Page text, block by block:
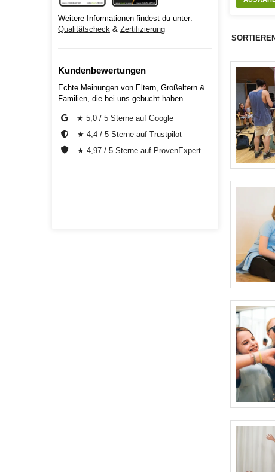
Weitere Informationen findest du unter:
Qualitätscheck & Zertifizierung
Kundenbewertungen
Echte Meinungen von Eltern, Großeltern &
Familien, die bei uns gebucht haben.
★ 5,0 / 5 Sterne auf Google
★ 4,4 / 5 Sterne auf Trustpilot
★ 4,97 / 5 Sterne auf ProvenExpert